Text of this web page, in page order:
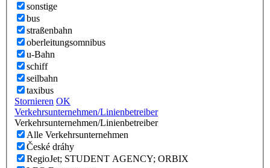
sonstige
bus
straßenbahn
oberleitungsomnibus
u-Bahn
schiff
seilbahn
taxibus
Stornieren OK
Verkehrsunternehmen/Linienbetreiber
Verkehrsunternehmen/Linienbetreiber
Alle Verkehrsunternehmen
České dráhy
RegioJet; STUDENT AGENCY; ORBIX